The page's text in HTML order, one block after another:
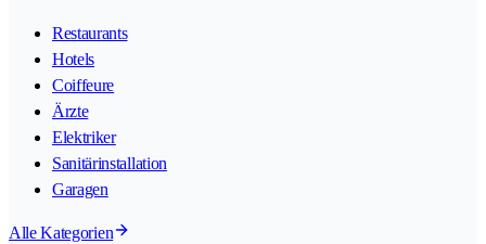
Restaurants
Hotels
Coiffeure
Ärzte
Elektriker
Sanitärinstallation
Garagen
Alle Kategorien